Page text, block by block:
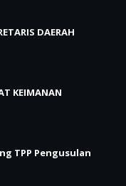
DAERAH
KEIMANAN
TPP Pengusulan